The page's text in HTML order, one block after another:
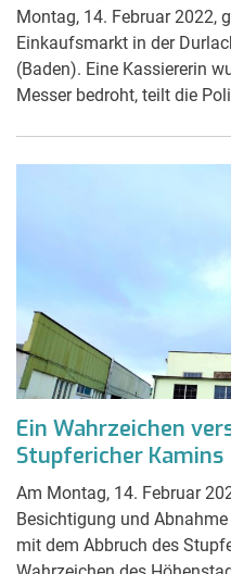
Montag, 14. Februar 2022,
Einkaufsmarkt in der
(Baden). Eine Kassiererin
Messer bedroht, teilt die
Ein Wahrzeichen
Stupfericher Kamins
Am Montag, 14. Februar
Besichtigung und
mit dem Abbruch des